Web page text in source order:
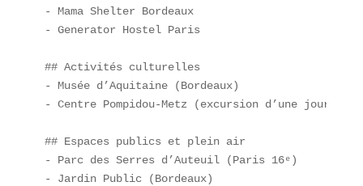
- Mama Shelter Bordeaux
- Generator Hostel Paris
## Activités culturelles
- Musée d’Aquitaine (Bordeaux)
- Centre Pompidou-Metz (excursion d’une
## Espaces publics et plein air
- Parc des Serres d’Auteuil (Paris 16ᵉ)
- Jardin Public (Bordeaux)